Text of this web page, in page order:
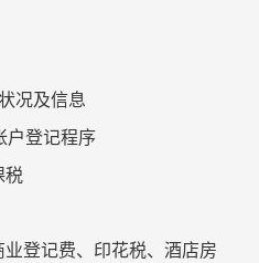
况及信息
户登记程序
税
登记费、印花税、酒店房